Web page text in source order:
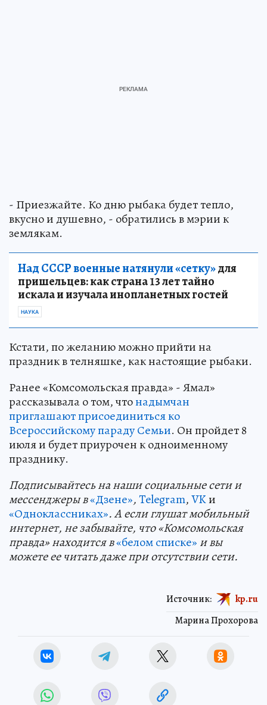
- Приезжайте. Ко дню рыбака будет тепло,
вкусно и душевно, - обратились в мэрии к
землякам.
Над СССР военные натянули «сетку»для
пришельцев: как страна 13 лет тайно
искала и изучала инопланетных гостей
НАУКА
Кстати, по желанию можно прийти на
праздник в телняшке, как настоящие рыбаки.
Ранее «Комсомольская правда» - Ямал»
рассказывала о том, чтонадымчан
приглашают присоединиться ко
Всероссийскому параду Семьи. Он пройдет 8
июля и будет приурочен к одноименному
празднику.
Подписывайтесь на наши социальные сети и
мессенджеры в«Дзене»,Telegram,VKи
«Одноклассниках». А если глушат мобильный
интернет, не забывайте, что «Комсомольская
правда» находится в«белом списке» и вы
можете ее читать даже при отсутствии сети.
Марина Прохорова
Источник: kp.ru